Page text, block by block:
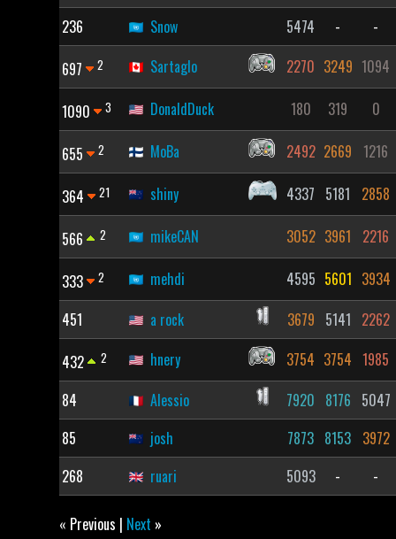
236
Snow 5474 - -
697 2 Sartaglo 2270 3249 1094
1090 3 DonaldDuck 180 319 0
655 2 MoBa 2492 2669 1216
364 21 shiny 4337 5181 2858
566 2 mikeCAN 3052 3961 2216
333 2 mehdi 4595 5601 3934
451
a rock 3679 5141 2262
432 2 hnery 3754 3754 1985
84
Alessio 7920 8176 5047
85
josh 7873 8153 3972
268
ruari 5093 - -
« Previous | Next »